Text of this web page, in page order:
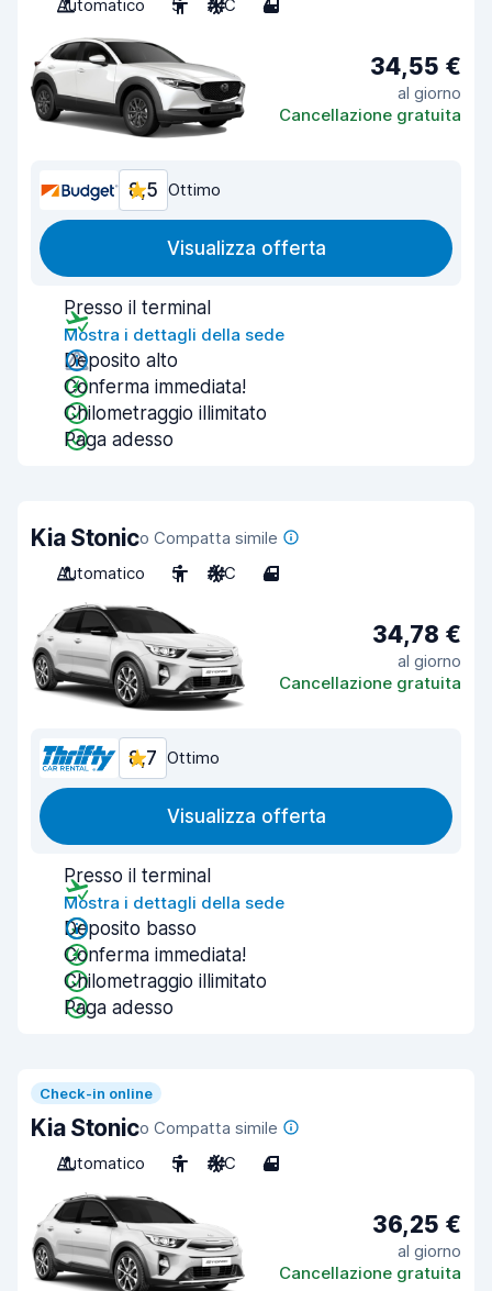
Automatico 5 A/C 4
34,55 €
al giorno
Cancellazione gratuita
8,5 Ottimo
Visualizza offerta
Presso il terminal
Mostra i dettagli della sede
Deposito alto
Conferma immediata!
Chilometraggio illimitato
Paga adesso
Kia Stonico Compatta simile
Automatico
5 A/C 4
34,78 €
al giorno
Cancellazione gratuita
8,7 Ottimo
Visualizza offerta
Presso il terminal
Mostra i dettagli della sede
Deposito basso
Conferma immediata!
Chilometraggio illimitato
Paga adesso
Check-in online
Kia Stonico Compatta simile
Automatico
5 A/C 4
36,25 €
al giorno
Cancellazione gratuita